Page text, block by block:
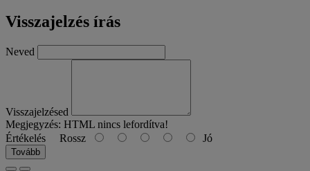
Visszajelzés írás
Neved
Visszajelzésed
Megjegyzés: HTML nincs lefordítva!
Értékelés Rossz Jó
Tovább